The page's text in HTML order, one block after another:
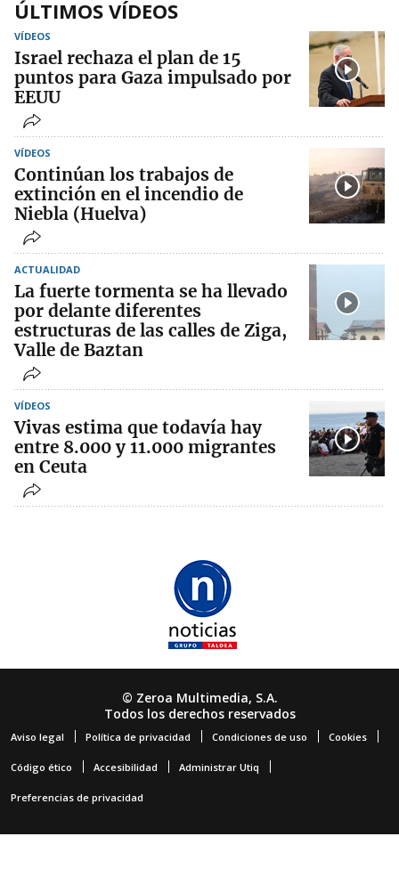
ÚLTIMOS VÍDEOS
VÍDEOS
Israel rechaza el plan de 15
puntos para Gaza impulsado por
EEUU
VÍDEOS
Continúan los trabajos de
extinción en el incendio de
Niebla (Huelva)
ACTUALIDAD
La fuerte tormenta se ha llevado
por delante diferentes
estructuras de las calles de Ziga,
Valle de Baztan
VÍDEOS
Vivas estima que todavía hay
entre 8.000 y 11.000 migrantes
en Ceuta
© Zeroa Multimedia, S.A.
Todos los derechos reservados
Aviso legal Política de privacidad Condiciones de uso Cookies
Código ético Accesibilidad Administrar Utiq
Preferencias de privacidad